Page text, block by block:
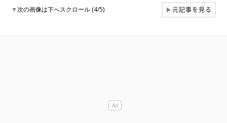
▼次の画像は下へスクロール (4/5) ▶元記事を見る